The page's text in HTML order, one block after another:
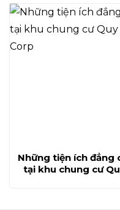
Những tiện ích đẳng
tại khu chung cư